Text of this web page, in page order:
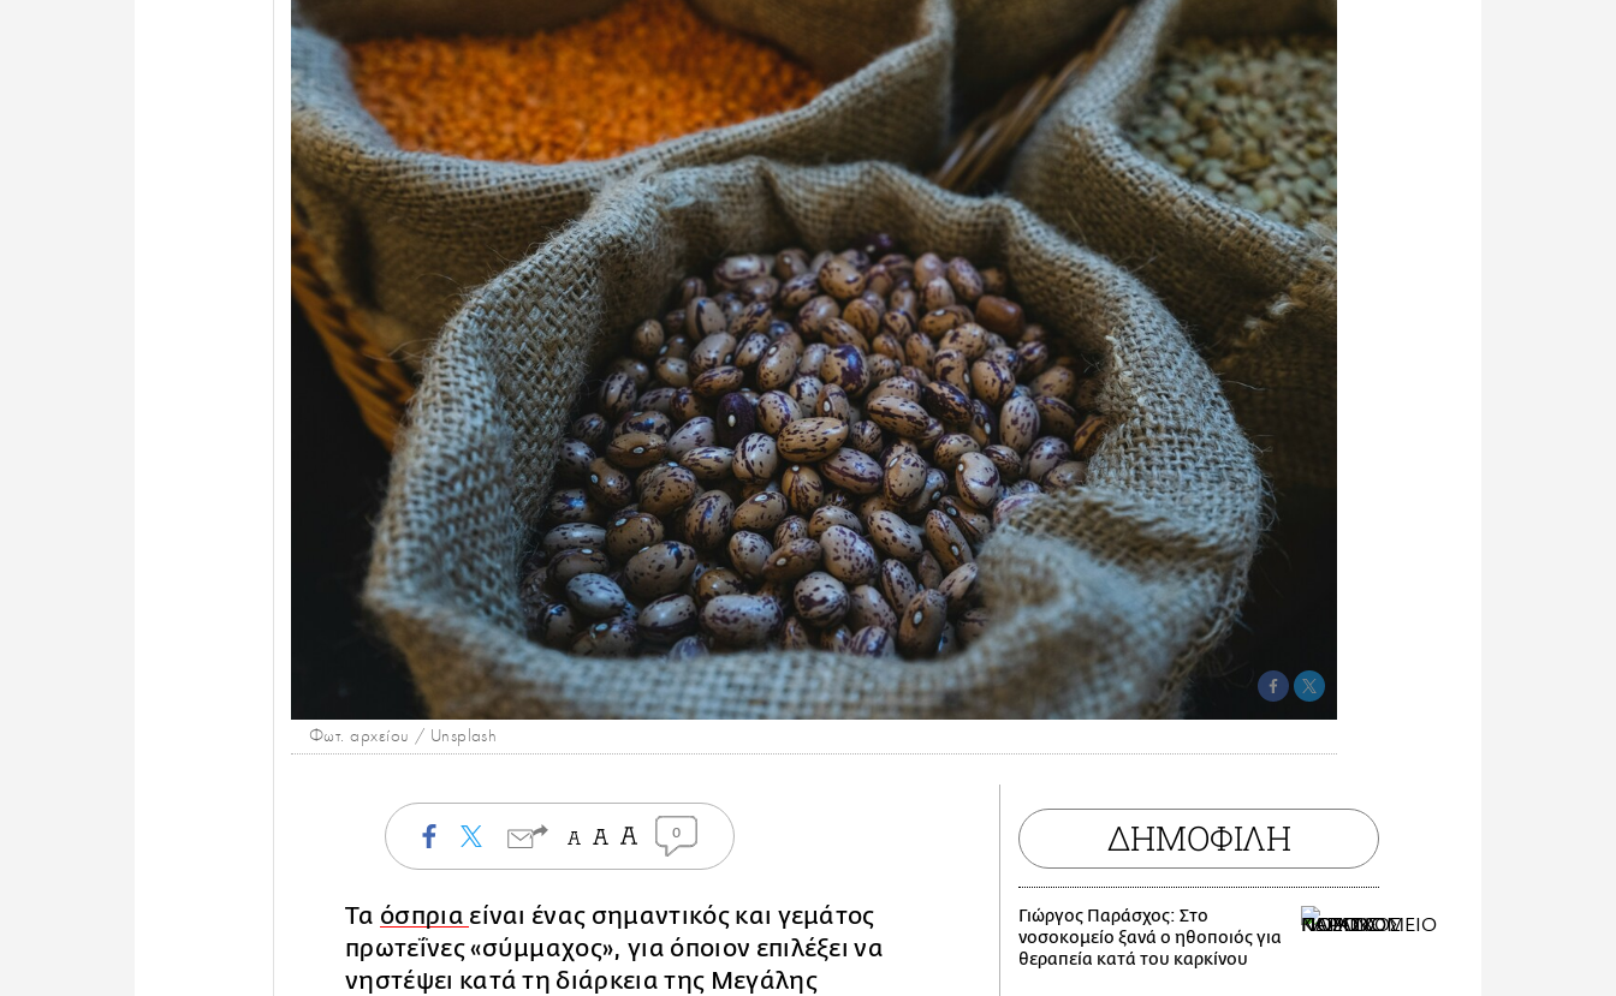
Φωτ. αρχείου / Unsplash
0
Τα όσπρια είναι ένας σημαντικός και γεμάτος
πρωτεΐνες «σύμμαχος», για όποιον επιλέξει να
νηστέψει κατά τη διάρκεια της Μεγάλης
ΔΗΜΟΦΙΛΗ
Γιώργος Παράσχος: Στο
νοσοκομείο ξανά ο ηθοποιός για
θεραπεία κατά του καρκίνου